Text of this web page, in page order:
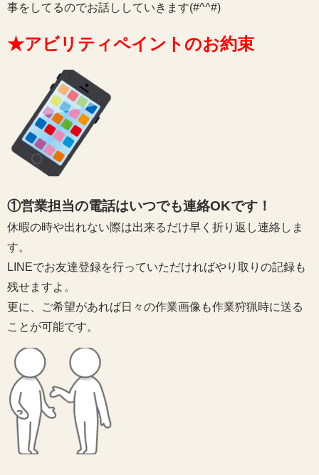
事をしてるのでお話ししていきます(#^^#)
★アビリティペイントのお約束
①営業担当の電話はいつでも連絡OKです！
休暇の時や出れない際は出来るだけ早く折り返し連絡しま
す。
LINEでお友達登録を行っていただければやり取りの記録も
残せますよ。
更に、ご希望があれば日々の作業画像も作業狩猟時に送る
ことが可能です。